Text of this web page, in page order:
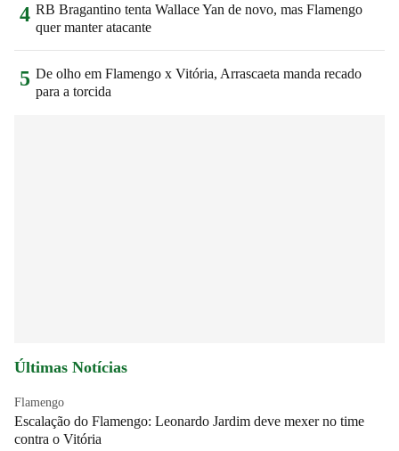
4 RB Bragantino tenta Wallace Yan de novo, mas Flamengo
quer manter atacante
5 De olho em Flamengo x Vitória, Arrascaeta manda recado
para a torcida
Últimas Notícias
Flamengo
Escalação do Flamengo: Leonardo Jardim deve mexer no time
contra o Vitória